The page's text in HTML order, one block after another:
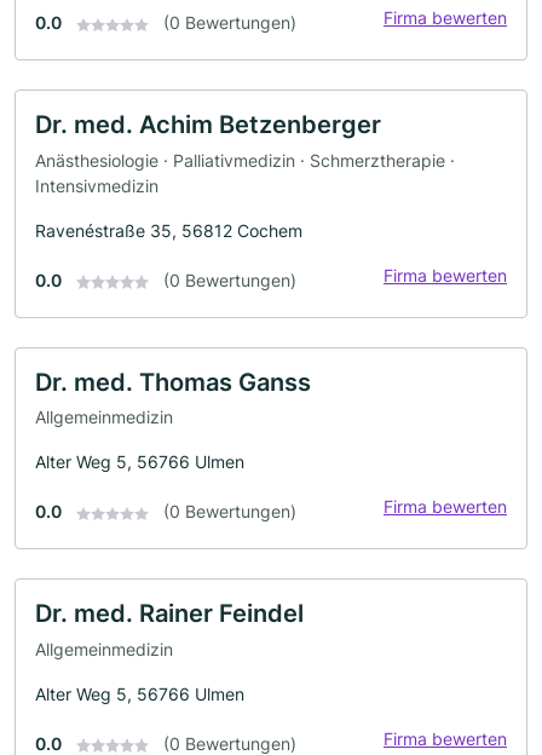
0.0 (0 Bewertungen) Firma bewerten
Dr. med. Achim Betzenberger
Anästhesiologie · Palliativmedizin · Schmerztherapie ·
Intensivmedizin
Ravenéstraße 35, 56812 Cochem
0.0 (0 Bewertungen) Firma bewerten
Dr. med. Thomas Ganss
Allgemeinmedizin
Alter Weg 5, 56766 Ulmen
0.0 (0 Bewertungen) Firma bewerten
Dr. med. Rainer Feindel
Allgemeinmedizin
Alter Weg 5, 56766 Ulmen
0.0 (0 Bewertungen) Firma bewerten